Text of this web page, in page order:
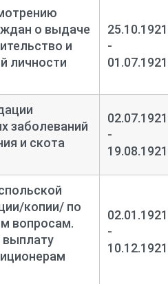
о выдаче
и
личности
25.10.1921
-
01.07.1921
заболеваний
и скота
02.07.1921
-
19.08.1921
копии/ по
вопросам.
02.01.1921
-
10.12.1921